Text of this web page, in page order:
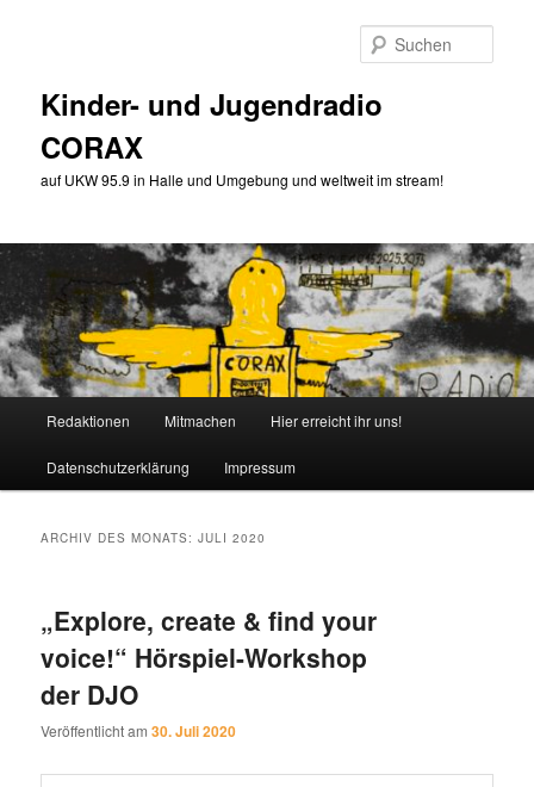
Kinder- und Jugendradio
CORAX
auf UKW 95.9 in Halle und Umgebung und weltweit im stream!
Redaktionen Mitmachen Hier erreicht ihr uns!
Datenschutzerklärung Impressum
ARCHIV DES MONATS:JULI 2020
„Explore, create & find your
voice!“ Hörspiel-Workshop
der DJO
Veröffentlicht am30. Juli 2020